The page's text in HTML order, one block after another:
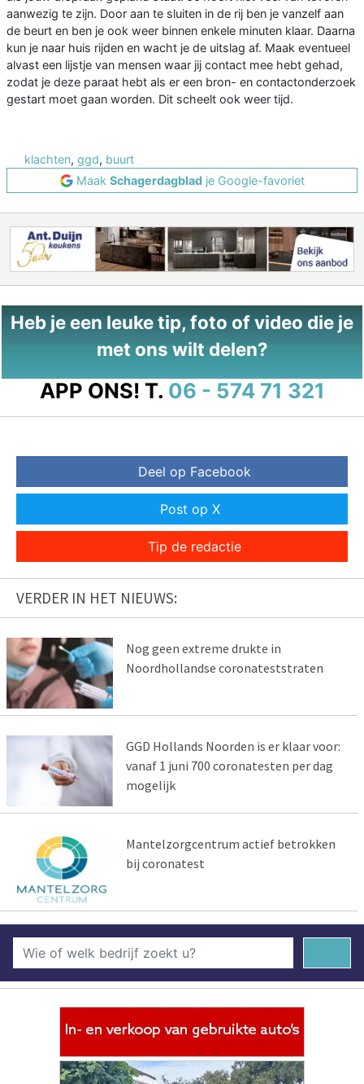
aanwezig te zijn. Door aan te sluiten in de rij ben je vanzelf aan
de beurt en ben je ook weer binnen enkele minuten klaar. Daarna
kun je naar huis rijden en wacht je de uitslag af. Maak eventueel
alvast een lijstje van mensen waar jij contact mee hebt gehad,
zodat je deze paraat hebt als er een bron- en contactonderzoek
gestart moet gaan worden. Dit scheelt ook weer tijd.
klachten, ggd, buurt
Maak Schagerdagbladje Google-favoriet
Heb je een leuke tip, foto of video die je
met ons wilt delen?
APP ONS! T. 06 - 574 71 321
Deel op Facebook
Post op X
Tip de redactie
VERDER IN HET NIEUWS:
Nog geen extreme drukte in
Noordhollandse coronateststraten
GGD Hollands Noorden is er klaar voor:
vanaf 1 juni 700 coronatesten per dag
mogelijk
Mantelzorgcentrum actief betrokken
bij coronatest